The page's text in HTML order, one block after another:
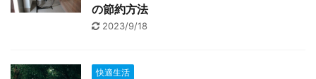
の節約方法
2023/9/18
快適生活